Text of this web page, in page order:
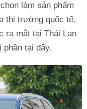
làm sản phẩm
thị trường quốc tế.
ra mắt tại Thái Lan
tại đây.